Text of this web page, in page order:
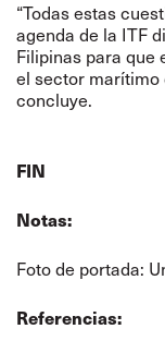
“Todas estas
agenda de la ITF
Filipinas para que
el sector marítimo
concluye.
FIN
Notas:
Foto de portada:
Referencias: